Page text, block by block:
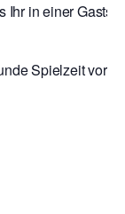
Ihr in einer
Spielzeit vor